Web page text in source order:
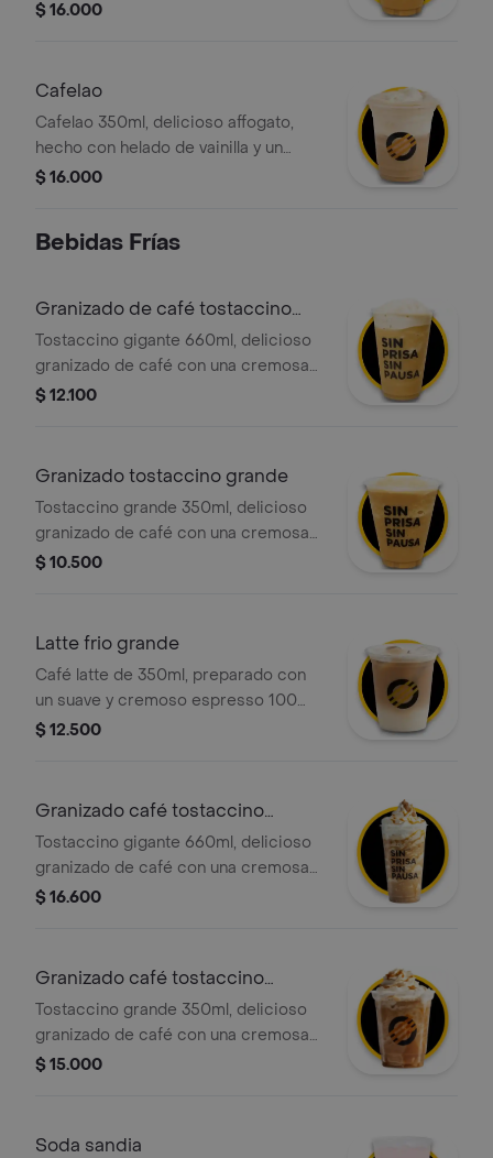
leche deslactosada y nuestro
de agregar el topping de tu elección.
$ 16.000
Cafelao
Cafelao 350ml, delicioso affogato,
hecho con helado de vainilla y un
delicioso espresso doble 100
$ 16.000
Bebidas Frías
Granizado de café tostaccino
gigante
Tostaccino gigante 660ml, delicioso
granizado de café con una cremosa
mezcla de café 100 porciento
elección.
$ 12.100
Granizado tostaccino grande
Tostaccino grande 350ml, delicioso
granizado de café con una cremosa
mezcla de café 100 porciento
elección.
$ 10.500
Latte frio grande
Café latte de 350ml, preparado con
un suave y cremoso espresso 100
porciento colombiano, la cantidad
$ 12.500
Granizado café tostaccino
gigante full
Tostaccino gigante 660ml, delicioso
granizado de café con una cremosa
mezcla de café 100 porciento
$ 16.600
Granizado café tostaccino
grande full
Tostaccino grande 350ml, delicioso
granizado de café con una cremosa
mezcla de café 100 porciento
$ 15.000
Soda sandia